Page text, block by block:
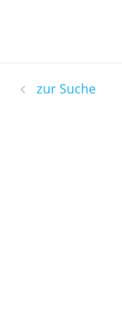
zur Suche